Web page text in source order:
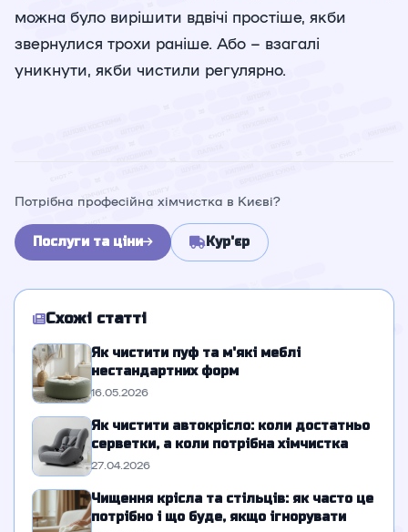
можна було вирішити вдвічі простіше, якби
звернулися трохи раніше. Або – взагалі
уникнути, якби чистили регулярно.
Потрібна професійна хімчистка в Києві?
Послуги та ціни Кур'єр
Схожі статті
Як чистити пуф та м'які меблі
нестандартних форм
16.05.2026
Як чистити автокрісло: коли достатньо
серветки, а коли потрібна хімчистка
27.04.2026
Чищення крісла та стільців: як часто це
потрібно і що буде, якщо ігнорувати